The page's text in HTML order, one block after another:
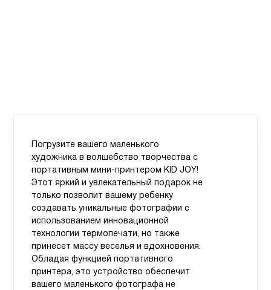
Погрузите вашего маленького
художника в волшебство творчества с
портативным мини-принтером KID JOY!
Этот яркий и увлекательный подарок не
только позволит вашему ребенку
создавать уникальные фотографии с
использованием инновационной
технологии термопечати, но также
принесет массу веселья и вдохновения.
Обладая функцией портативного
принтера, это устройство обеспечит
вашего маленького фотографа не